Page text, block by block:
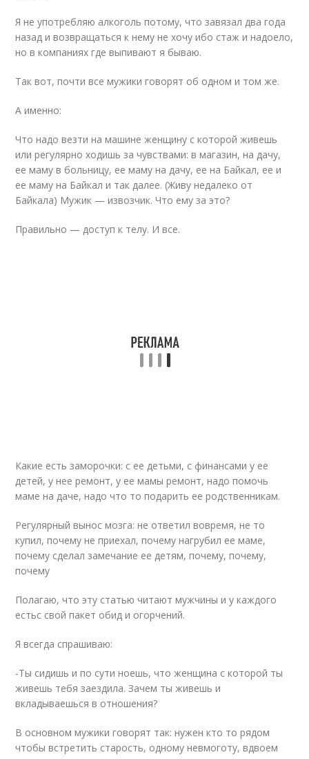
Я не употребляю алкоголь потому, что завязал два года
назад и возвращаться к нему не хочу ибо стаж и надоело,
но в компаниях где выпивают я бываю.
Так вот, почти все мужики говорят об одном и том же.
А именно:
Что надо везти на машине женщину с которой живешь
или регулярно ходишь за чувствами: в магазин, на дачу,
ее маму в больницу, ее маму на дачу, ее на Байкал, ее и
ее маму на Байкал и так далее. (Живу недалеко от
Байкала) Мужик — извозчик. Что ему за это?
Правильно — доступ к телу. И все.
Какие есть заморочки: с ее детьми, с финансами у ее
детей, у нее ремонт, у ее мамы ремонт, надо помочь
маме на даче, надо что то подарить ее родственникам.
Регулярный вынос мозга: не ответил вовремя, не то
купил, почему не приехал, почему нагрубил ее маме,
почему сделал замечание ее детям, почему, почему,
почему
Полагаю, что эту статью читают мужчины и у каждого
естьс свой пакет обид и огорчений.
Я всегда спрашиваю:
-Ты сидишь и по сути ноешь, что женщина с которой ты
живешь тебя заездила. Зачем ты живешь и
вкладываешься в отношения?
В основном мужики говорят так: нужен кто то рядом
чтобы встретить старость, одному невмоготу, вдвоем